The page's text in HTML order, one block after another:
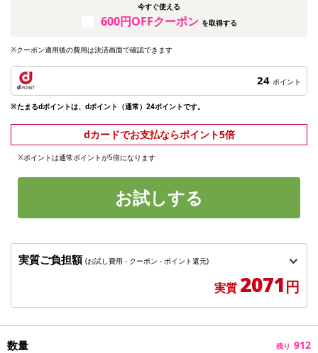
今すぐ使える
600円OFFクーポン を取得する
※クーポン適用後の費用は決済画面で確認できます
24 ポイント
※たまるdポイントは、dポイント（通常）24ポイントです。
dカードでお支払ならポイント5倍
※ポイントは通常ポイントが5倍になります
お試しする
実質ご負担額 (お試し費用 - クーポン - ポイント還元)
実質 2071円
数量 残り 912